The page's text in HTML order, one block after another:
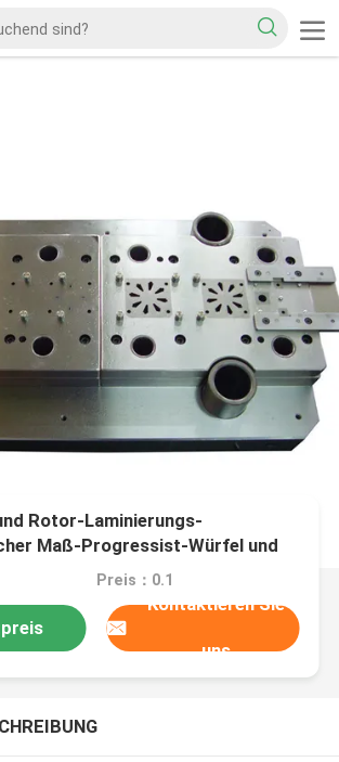
Rotor-Laminierungs-
Maß-Progressist-Würfel und
Preis：0.1
Kontaktieren Sie
uns